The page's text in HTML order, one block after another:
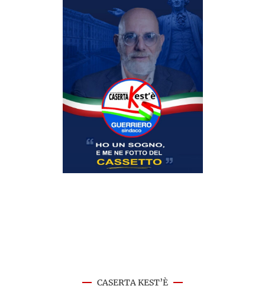
CASERTA KEST’È